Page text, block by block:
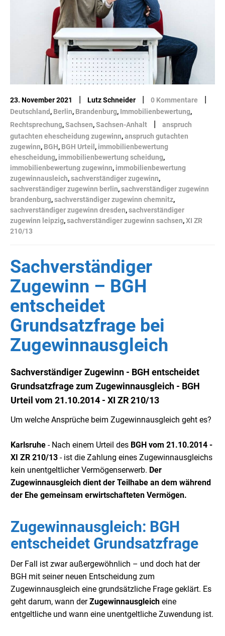
23. November 2021 | Lutz Schneider | 0 Kommentare |
Deutschland , Berlin, Brandenburg, Immobilienbewertung,
Rechtsprechung,Sachsen,Sachsen-Anhalt |
anspruch
gutachten ehescheidung zugewinn,anspruch gutachten
zugewinn, BGH, BGH Urteil , immobilienbewertung
ehescheidung, immobilienbewertung scheidung,
immobilienbewertung zugewinn, immobilienbewertung
zugewinnausleich,sachverständiger zugewinn,
sachverständiger zugewinn berlin,sachverständiger zugewinn
brandenburg,sachverständiger zugewinn chemnitz,
sachverständiger zugewinn dresden,sachverständiger
zugewinn leipzig,sachverständiger zugewinn sachsen,XI ZR
210/13
Sachverständiger
Zugewinn – BGH
entscheidet
Grundsatzfrage bei
Zugewinnausgleich
Sachverständiger Zugewinn - BGH entscheidet
Grundsatzfrage zum Zugewinnausgleich - BGH
Urteil vom 21.10.2014 - XI ZR 210/13
Um welche Ansprüche beim Zugewinnausgleich geht es?
Karlsruhe - Nach einem Urteil des BGH vom 21.10.2014 -
XI ZR 210/13 - ist die Zahlung eines Zugewinnausgleichs
kein unentgeltlicher Vermögenserwerb. Der
Zugewinnausgleich dient der Teilhabe an dem während
der Ehe gemeinsam erwirtschafteten Vermögen.
Zugewinnausgleich: BGH
entscheidet Grundsatzfrage
Der Fall ist zwar außergewöhnlich – und doch hat der
BGH mit seiner neuen Entscheidung zum
Zugewinnausgleich eine grundsätzliche Frage geklärt. Es
geht darum, wann derZugewinnausgleich eine
entgeltliche und wann eine unentgeltliche Zuwendung ist.